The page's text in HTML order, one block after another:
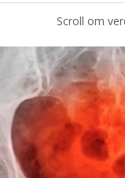
Scroll om